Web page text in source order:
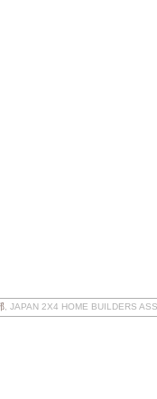
, JAPAN 2X4 HOME BUILDERS